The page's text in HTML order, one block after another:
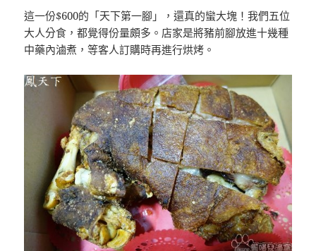
這一份$600的「天下第一腳」，還真的蠻大塊！我們五位
大人分食，都覺得份量頗多。店家是將豬前腳放進十幾種
中藥內滷煮，等客人訂購時再進行烘烤。